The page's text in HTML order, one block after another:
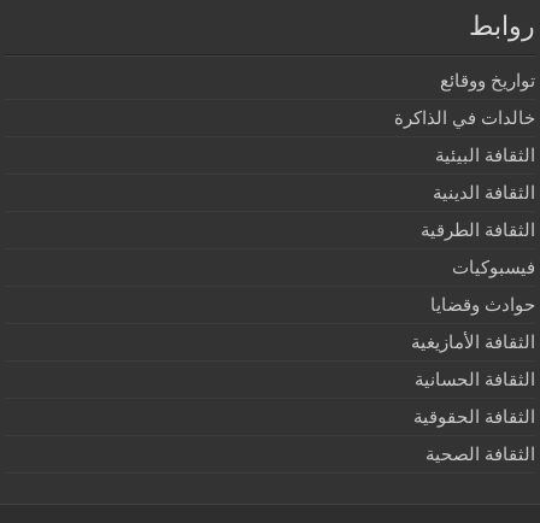
روابط
تواريخ ووقائع
خالدات في الذاكرة
الثقافة البيئية
الثقافة الدينية
الثقافة الطرقية
فيسبوكيات
حوادث وقضايا
الثقافة الأمازيغية
الثقافة الحسانية
الثقافة الحقوقية
الثقافة الصحية